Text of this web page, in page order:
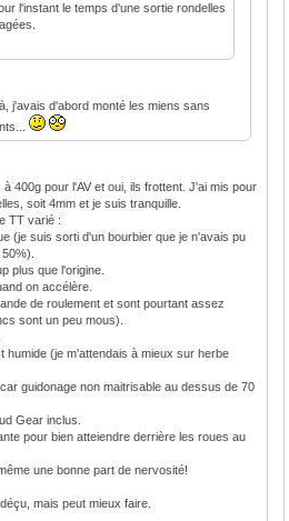
l'instant le temps d'une sortie rondelles
j'avais d'abord monté les miens sans
400g pour l'AV et oui, ils frottent. J'ai mis pour
soit 4mm et je suis tranquille.
TT varié :
(je suis sorti d'un bourbier que je n'avais pu
plus que l'origine.
on accélère.
de roulement et sont pourtant assez
sont un peu mous).
humide (je m'attendais à mieux sur herbe
guidonage non maitrisable au dessus de 70
Gear inclus.
pour bien atteiendre derrière les roues au
une bonne part de nervosité!
mais peut mieux faire.